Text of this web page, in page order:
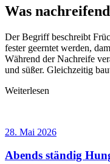
Was
Der Begriff beschreibt
fester geerntet werden,
Während der Nachreife
und süßer. Gleichzeitig
Weiterlesen
28. Mai 2026
Abends ständig